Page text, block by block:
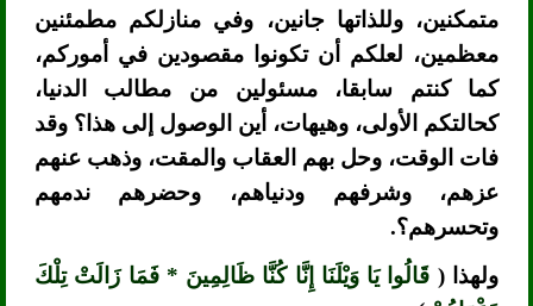
متمكنين، وللذاتها جانين، وفي منازلكم مطمئنين
معظمين، لعلكم أن تكونوا مقصودين في أموركم،
كما كنتم سابقا، مسئولين من مطالب الدنيا،
كحالتكم الأولى، وهيهات، أين الوصول إلى هذا؟ وقد
فات الوقت، وحل بهم العقاب والمقت، وذهب عنهم
عزهم، وشرفهم ودنياهم، وحضرهم ندمهم
وتحسرهم؟.
ولهذا ( قَالُوا يَا وَيْلَنَا إِنَّا كُنَّا ظَالِمِينَ * فَمَا زَالَتْ تِلْكَ